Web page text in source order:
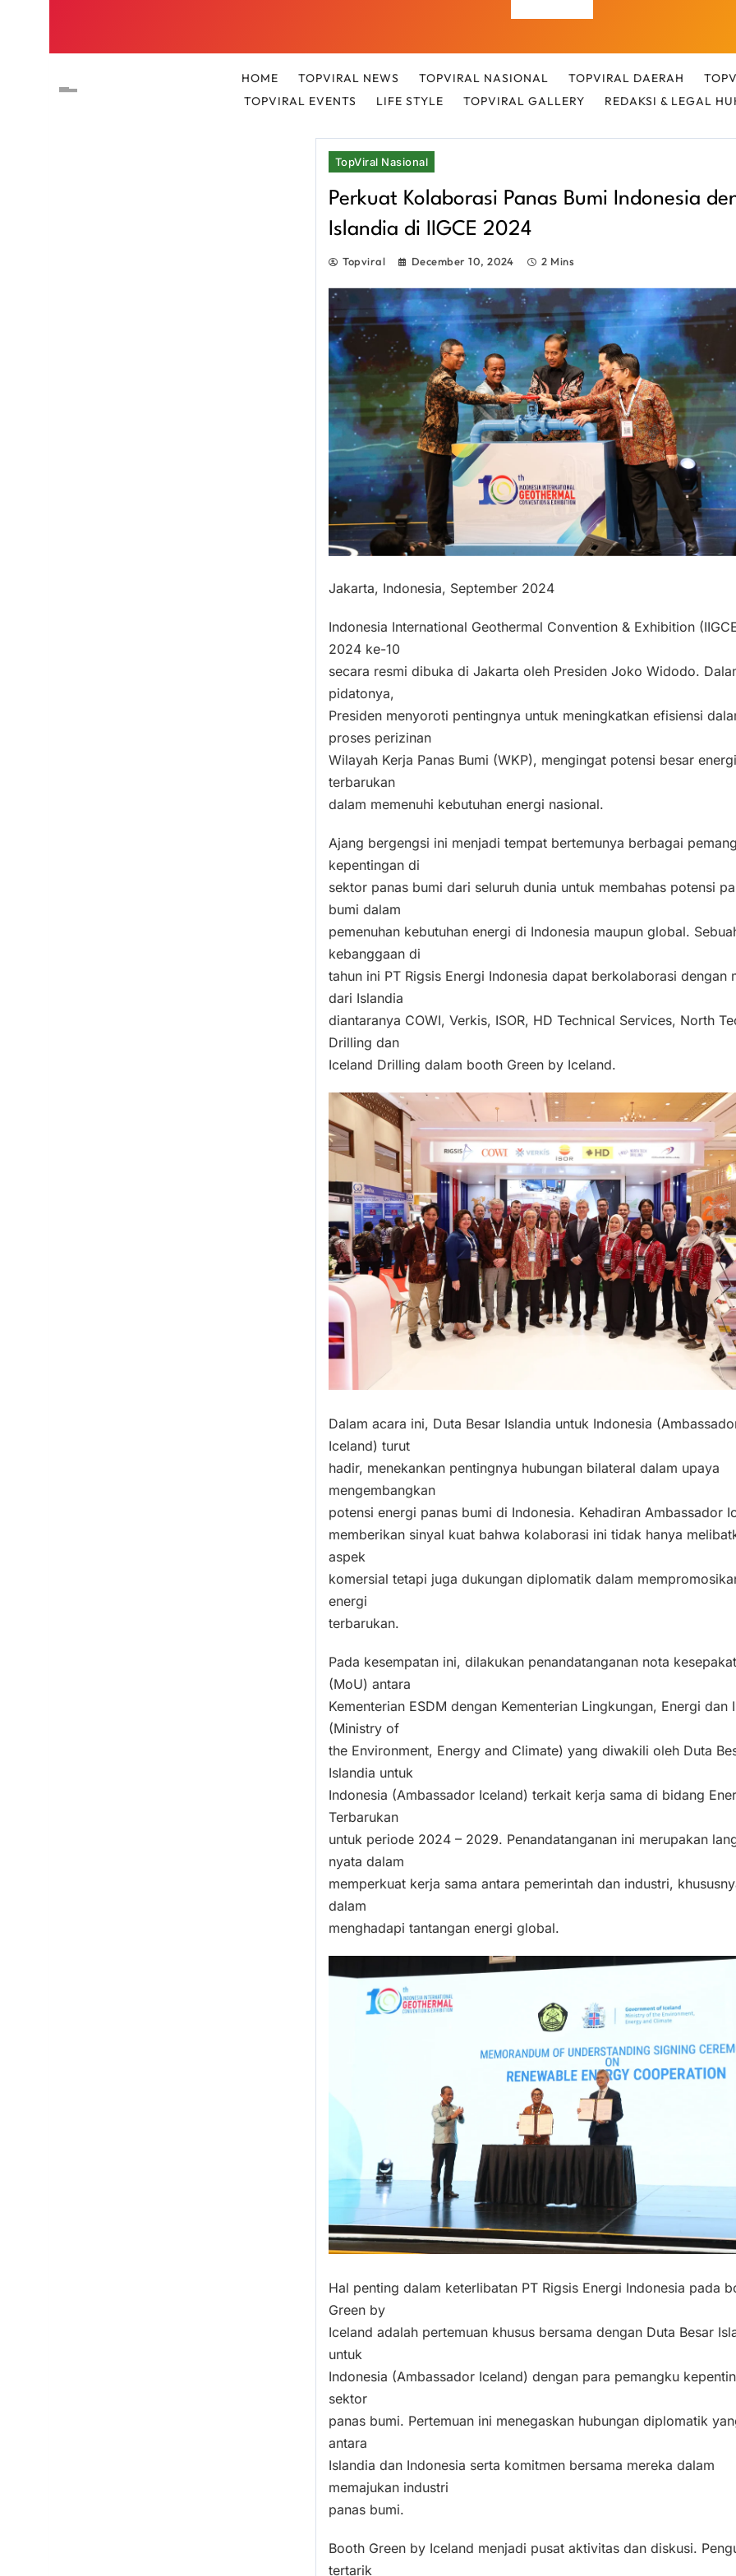
HOME TOPVIRAL NEWS TOPVIRAL NASIONAL TOPVIRAL DAERAH
TOPVIRAL EVENTS
LIFE STYLE TOPVIRAL GALLERY REDAKSI & LEGAL
TopViral Nasional
Perkuat Kolaborasi Panas Bumi Indonesia
Islandia di IIGCE 2024
Topviral December 10, 2024 2 Mins
Jakarta, Indonesia, September 2024
Indonesia International Geothermal Convention & Exhibition
2024 ke-10
secara resmi dibuka di Jakarta oleh Presiden Joko Widodo.
pidatonya,
Presiden menyoroti pentingnya untuk meningkatkan efisiensi
proses perizinan
Wilayah Kerja Panas Bumi (WKP), mengingat potensi besar energi
terbarukan
dalam memenuhi kebutuhan energi nasional.
Ajang bergengsi ini menjadi tempat bertemunya berbagai
kepentingan di
sektor panas bumi dari seluruh dunia untuk membahas potensi
bumi dalam
pemenuhan kebutuhan energi di Indonesia maupun global.
kebanggaan di
tahun ini PT Rigsis Energi Indonesia dapat berkolaborasi dengan
dari Islandia
diantaranya COWI, Verkis, ISOR, HD Technical Services, North
Drilling dan
Iceland Drilling dalam booth Green by Iceland.
Dalam acara ini, Duta Besar Islandia untuk Indonesia
Iceland) turut
hadir, menekankan pentingnya hubungan bilateral dalam upaya
mengembangkan
potensi energi panas bumi di Indonesia. Kehadiran Ambassador
memberikan sinyal kuat bahwa kolaborasi ini tidak hanya
aspek
komersial tetapi juga dukungan diplomatik dalam
energi
terbarukan.
Pada kesempatan ini, dilakukan penandatanganan nota
(MoU) antara
Kementerian ESDM dengan Kementerian Lingkungan, Energi dan
(Ministry of
the Environment, Energy and Climate) yang diwakili oleh Duta
Islandia untuk
Indonesia (Ambassador Iceland) terkait kerja sama di bidang
Terbarukan
untuk periode 2024 – 2029. Penandatanganan ini merupakan
nyata dalam
memperkuat kerja sama antara pemerintah dan industri,
dalam
menghadapi tantangan energi global.
Hal penting dalam keterlibatan PT Rigsis Energi Indonesia pada
Green by
Iceland adalah pertemuan khusus bersama dengan Duta Besar
untuk
Indonesia (Ambassador Iceland) dengan para pemangku
sektor
panas bumi. Pertemuan ini menegaskan hubungan diplomatik
antara
Islandia dan Indonesia serta komitmen bersama mereka dalam
memajukan industri
panas bumi.
Booth Green by Iceland menjadi pusat aktivitas dan diskusi.
tertarik